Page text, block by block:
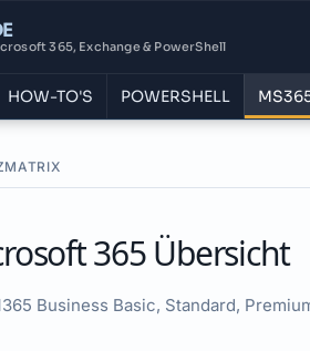
365, Exchange & PowerShell
HOW-TO'S POWERSHELL
365 Übersicht
Business Basic, Standard,